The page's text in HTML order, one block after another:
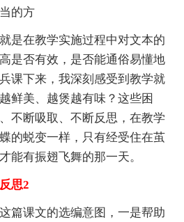
的方
在教学实施过程中对文本的
是否有效，是否能通俗易懂地
课下来，我深刻感受到教学就
鲜美、越煲越有味？这些困
不断吸取、不断反思，在教学
的蜕变一样，只有经受住在茧
能有振翅飞舞的那一天。
思2
课文的选编意图，一是帮助